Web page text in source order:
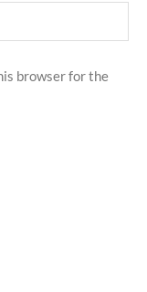
browser for the